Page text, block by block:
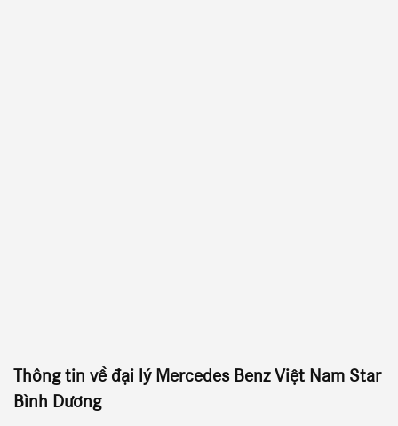
Thông tin về đại lý Mercedes Benz Việt Nam Star
Bình Dương